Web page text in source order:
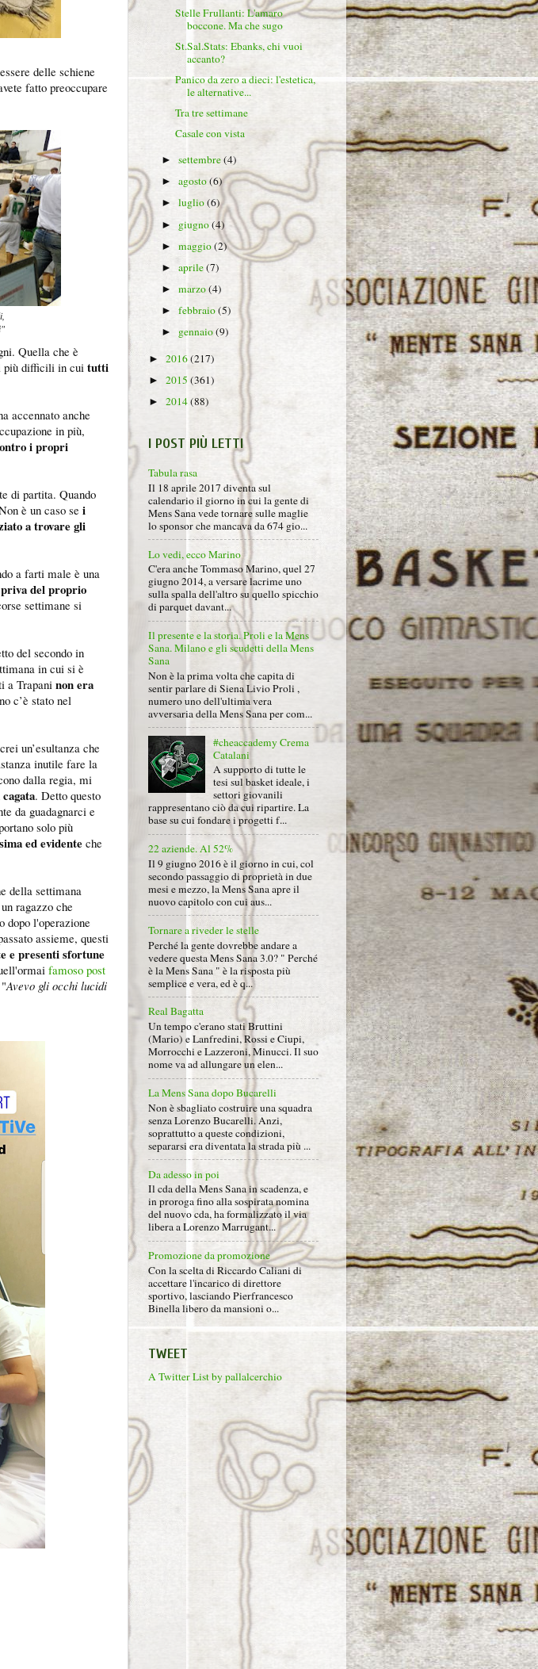
delle schiene
fatto preoccupare
Quella che è
più difficili in cui tutti
accennato anche
in più,
i propri
di partita. Quando
è un caso se i
a trovare gli
a farti male è una
del proprio
settimane si
del secondo in
in cui si è
a Trapani non era
c’è stato nel
un’esultanza che
inutile fare la
dalla regia, mi
. Detto questo
da guadagnarci e
solo più
ed evidente che
della settimana
ragazzo che
dopo l'operazione
assieme, questi
e presenti sfortune
famoso post
"Avevo gli occhi lucidi
Stelle Frullanti: L'amaro
boccone. Ma che sugo
St.Sal.Stats: Ebanks, chi vuoi
accanto?
Panico da zero a dieci: l'estetica,
le alternative...
Tra tre settimane
Casale con vista
►settembre(4)
►agosto(6)
►luglio(6)
► giugno(4)
►maggio(2)
►aprile(7)
►marzo(4)
►febbraio(5)
► gennaio(9)
► 2016(217)
► 2015 (361)
► 2014(88)
I POST PIÙ LETTI
Tabula rasa
Il 18 aprile 2017 diventa sul
calendario il giorno in cui la gente di
Mens Sana vede tornare sulle maglie
lo sponsor che mancava da 674 gio...
Lo vedi, ecco Marino
C'era anche Tommaso Marino, quel 27
giugno 2014, a versare lacrime uno
sulla spalla dell'altro su quello spicchio
di parquet davant...
Il presente e la storia. Proli e la Mens
Sana. Milano e gli scudetti della Mens
Sana
Non è la prima volta che capita di
sentir parlare di Siena Livio Proli ,
numero uno dell'ultima vera
avversaria della Mens Sana per com...
#cheaccademy Crema
Catalani
A supporto di tutte le
tesi sul basket ideale, i
settori giovanili
rappresentano ciò da cui ripartire. La
base su cui fondare i progetti f...
22 aziende. Al 52%
Il 9 giugno 2016 è il giorno in cui, col
secondo passaggio di proprietà in due
mesi e mezzo, la Mens Sana apre il
nuovo capitolo con cui aus...
Tornare a riveder le stelle
Perché la gente dovrebbe andare a
vedere questa Mens Sana 3.0? " Perché
è la Mens Sana " è la risposta più
semplice e vera, ed è q...
Real Bagatta
Un tempo c'erano stati Bruttini
(Mario) e Lanfredini, Rossi e Ciupi,
Morrocchi e Lazzeroni, Minucci. Il suo
nome va ad allungare un elen...
La Mens Sana dopo Bucarelli
Non è sbagliato costruire una squadra
senza Lorenzo Bucarelli. Anzi,
soprattutto a queste condizioni,
separarsi era diventata la strada più ...
Da adesso in poi
Il cda della Mens Sana in scadenza, e
in proroga fino alla sospirata nomina
del nuovo cda, ha formalizzato il via
libera a Lorenzo Marrugant...
Promozione da promozione
Con la scelta di Riccardo Caliani di
accettare l'incarico di direttore
sportivo, lasciando Pierfrancesco
Binella libero da mansioni o...
TWEET
A Twitter List by pallalcerchio